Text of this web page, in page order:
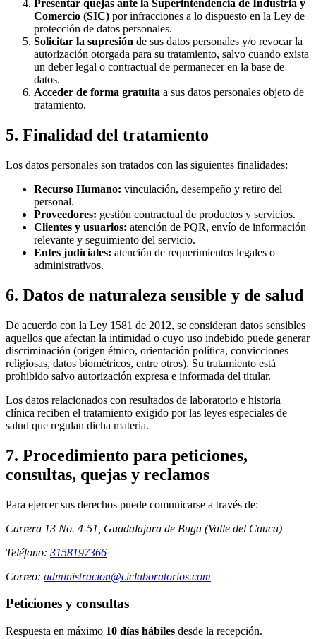
Nosotros
Contacto
Presentar quejas ante la Superintendencia de Industria y
Comercio (SIC) por infracciones a lo dispuesto en la Ley de
protección de datos personales.
Solicitar la supresión de sus datos personales y/o revocar la
autorización otorgada para su tratamiento, salvo cuando exista
un deber legal o contractual de permanecer en la base de
datos.
Acceder de forma gratuita a sus datos personales objeto de
tratamiento.
5. Finalidad del tratamiento
Los datos personales son tratados con las siguientes finalidades:
Recurso Humano: vinculación, desempeño y retiro del
personal.
Proveedores: gestión contractual de productos y servicios.
Clientes y usuarios: atención de PQR, envío de información
relevante y seguimiento del servicio.
Entes judiciales: atención de requerimientos legales o
administrativos.
6. Datos de naturaleza sensible y de salud
De acuerdo con la Ley 1581 de 2012, se consideran datos sensibles
aquellos que afectan la intimidad o cuyo uso indebido puede generar
discriminación (origen étnico, orientación política, convicciones
religiosas, datos biométricos, entre otros). Su tratamiento está
prohibido salvo autorización expresa e informada del titular.
Los datos relacionados con resultados de laboratorio e historia
clínica reciben el tratamiento exigido por las leyes especiales de
salud que regulan dicha materia.
7. Procedimiento para peticiones,
consultas, quejas y reclamos
Para ejercer sus derechos puede comunicarse a través de:
Carrera 13 No. 4-51, Guadalajara de Buga (Valle del Cauca)
Teléfono: 3158197366
Correo: administracion@ciclaboratorios.com
Peticiones y consultas
Respuesta en máximo 10 días hábiles desde la recepción.